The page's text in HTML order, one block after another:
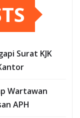
Surat KJK
Wartawan
APH